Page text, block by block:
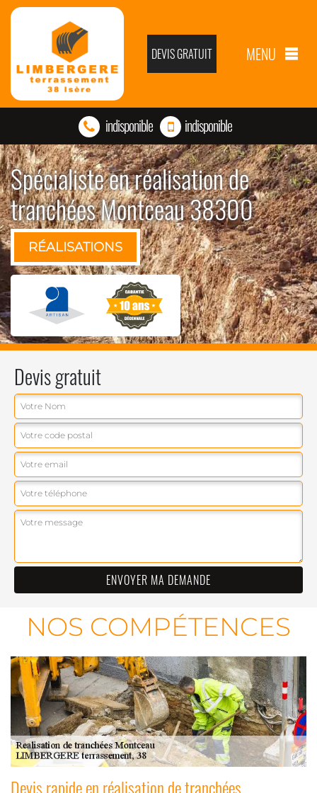
DEVIS GRATUIT MENU
indisponible indisponible
Spécialiste en réalisation de
tranchées Montceau 38300
RÉALISATIONS
Devis gratuit
NOS COMPÉTENCES
Devis rapide en réalisation de tranchées